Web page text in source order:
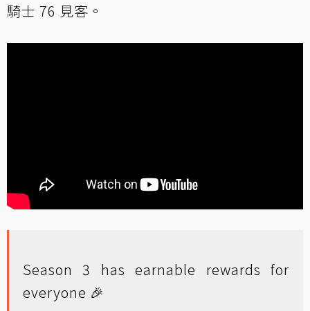
騎士 76 見客。
Season 3 has earnable rewards for
everyone 🎉